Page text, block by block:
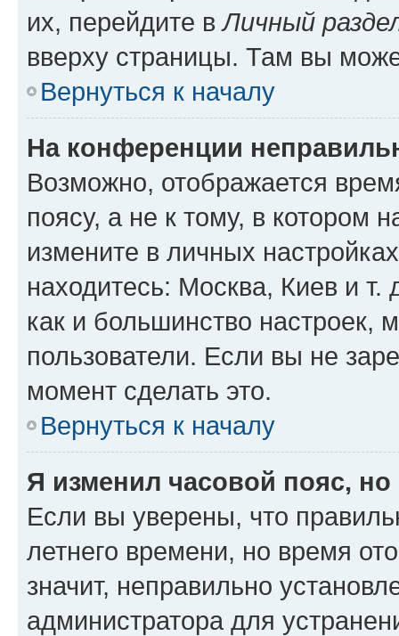
их, перейдите вЛичный
вверху страницы. Там вы
Вернуться к началу
На конференции
Возможно, отображается
поясу, а не к тому, в котором
измените в личных
находитесь: Москва, Киев и т.
как и большинство настроек,
пользователи. Если вы не
момент сделать это.
Вернуться к началу
Я изменил часовой пояс,
Если вы уверены, что
летнего времени, но время
значит, неправильно
администратора для